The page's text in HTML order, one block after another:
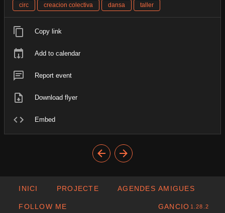
circ creacion colectiva dansa taller
Copy link
Add to calendar
Report event
Download flyer
Embed
INICI PROJECTE AGENDES AMIGUES
FOLLOW ME GANCIO 1.28.2